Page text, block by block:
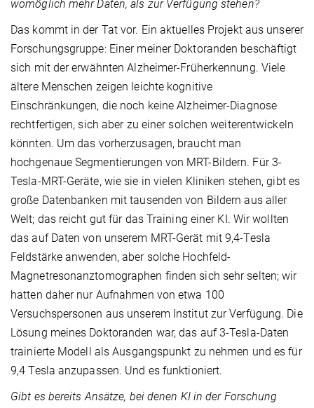
womöglich mehr Daten, als zur Verfügung stehen?
Das kommt in der Tat vor. Ein aktuelles Projekt aus unserer
Forschungsgruppe: Einer meiner Doktoranden beschäftigt
sich mit der erwähnten Alzheimer-Früherkennung. Viele
ältere Menschen zeigen leichte kognitive
Einschränkungen, die noch keine Alzheimer-Diagnose
rechtfertigen, sich aber zu einer solchen weiterentwickeln
könnten. Um das vorherzusagen, braucht man
hochgenaue Segmentierungen von MRT-Bildern. Für 3-
Tesla-MRT-Geräte, wie sie in vielen Kliniken stehen, gibt es
große Datenbanken mit tausenden von Bildern aus aller
Welt; das reicht gut für das Training einer KI. Wir wollten
das auf Daten von unserem MRT-Gerät mit 9,4-Tesla
Feldstärke anwenden, aber solche Hochfeld-
Magnetresonanztomographen finden sich sehr selten; wir
hatten daher nur Aufnahmen von etwa 100
Versuchspersonen aus unserem Institut zur Verfügung. Die
Lösung meines Doktoranden war, das auf 3-Tesla-Daten
trainierte Modell als Ausgangspunkt zu nehmen und es für
9,4 Tesla anzupassen. Und es funktioniert.
Gibt es bereits Ansätze, bei denen KI in der Forschung